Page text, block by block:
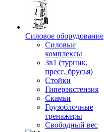
Силовое оборудование
Силовые
комплексы
3в1 (турник,
пресс, брусья)
Стойки
Гиперэкстензия
Скамьи
Грузоблочные
тренажеры
Свободный вес